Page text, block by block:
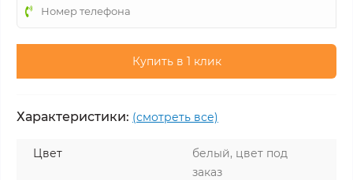
Купить в 1 клик
Характеристики: (смотреть все)
Цвет
белый, цвет под
заказ